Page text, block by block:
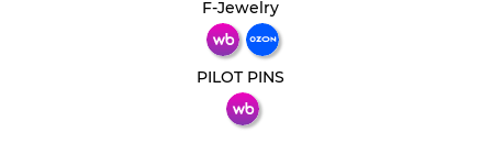
F-Jewelry
PILOT PINS